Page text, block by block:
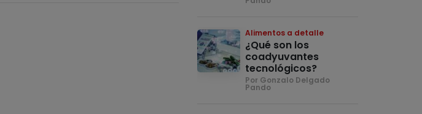
Alimentos a detalle
¿Qué son los
coadyuvantes
tecnológicos?
Por Gonzalo Delgado
Pando